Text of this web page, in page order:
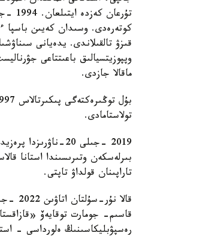
كوتەرەدى. وسىدان كەيىن باسپا
قىزۋ تالقىلاندى. يدەيانى
وپپوزيتسيالىق باعىتتاعى
ماقالا جازدى.
تولاستامادى.
2019 -جىلى 20-
بىرلەسكەن وتىرىسىندا استانا
تاراپىنان قولداۋ تاپتى.
قاسىم- جومارت توقايەۆ
رەسپۋبليكاسىنىڭ ەلورداسى -